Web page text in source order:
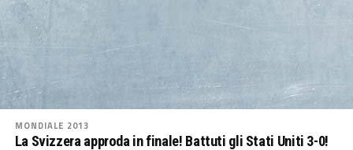
MONDIALE 2013
La Svizzera approda in finale! Battuti gli Stati Uniti 3-0!